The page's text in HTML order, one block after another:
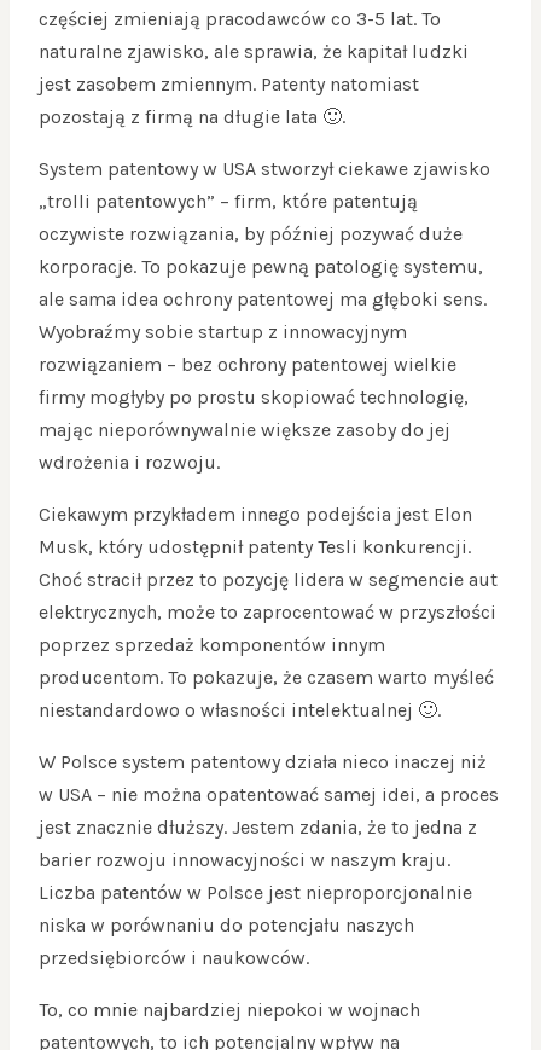
częściej zmieniają pracodawców co 3-5 lat. To
naturalne zjawisko, ale sprawia, że kapitał ludzki
jest zasobem zmiennym. Patenty natomiast
pozostają z firmą na długie lata 🙂.
System patentowy w USA stworzył ciekawe zjawisko
„trolli patentowych” – firm, które patentują
oczywiste rozwiązania, by później pozywać duże
korporacje. To pokazuje pewną patologię systemu,
ale sama idea ochrony patentowej ma głęboki sens.
Wyobraźmy sobie startup z innowacyjnym
rozwiązaniem – bez ochrony patentowej wielkie
firmy mogłyby po prostu skopiować technologię,
mając nieporównywalnie większe zasoby do jej
wdrożenia i rozwoju.
Ciekawym przykładem innego podejścia jest Elon
Musk, który udostępnił patenty Tesli konkurencji.
Choć stracił przez to pozycję lidera w segmencie aut
elektrycznych, może to zaprocentować w przyszłości
poprzez sprzedaż komponentów innym
producentom. To pokazuje, że czasem warto myśleć
niestandardowo o własności intelektualnej 🙂.
W Polsce system patentowy działa nieco inaczej niż
w USA – nie można opatentować samej idei, a proces
jest znacznie dłuższy. Jestem zdania, że to jedna z
barier rozwoju innowacyjności w naszym kraju.
Liczba patentów w Polsce jest nieproporcjonalnie
niska w porównaniu do potencjału naszych
przedsiębiorców i naukowców.
To, co mnie najbardziej niepokoi w wojnach
patentowych, to ich potencjalny wpływ na